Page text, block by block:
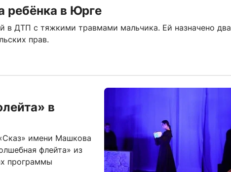
ребёнка в Юрге
в ДТП с тяжкими травмами мальчика. Ей назначено два
прав.
в
имени Машкова
флейта» из
программы